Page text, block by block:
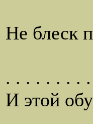
Не блеск
. . . . . . . .
И этой